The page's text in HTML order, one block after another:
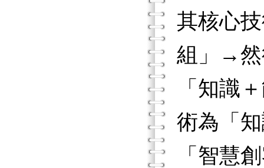
其核心
組」→然
「知識
術為「
「智慧